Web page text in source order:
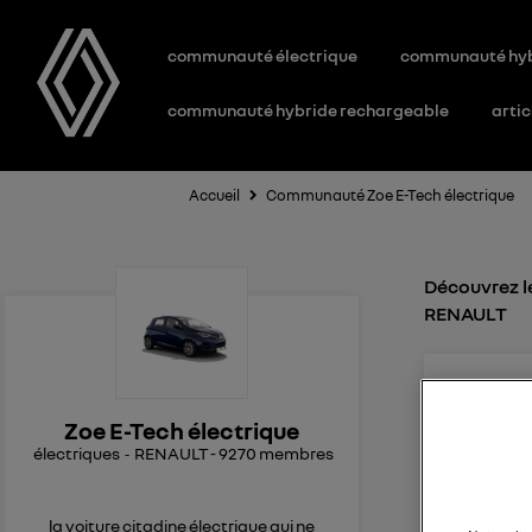
communauté électrique communauté
communauté hybride rechargeable
Accueil Communauté Zoe E-Tech électrique
Zoe E-Tech électrique
électriques RENAULT-9270 membres
la voiture citadine électrique qui ne
Découvrez
RENAULT
et le